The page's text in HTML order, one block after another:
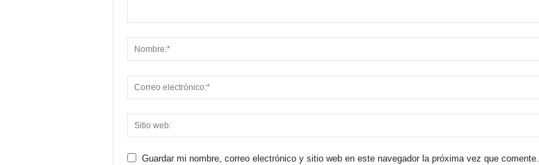
Guardar mi nombre, correo electrónico y sitio web en este navegador la próxima vez que comente.